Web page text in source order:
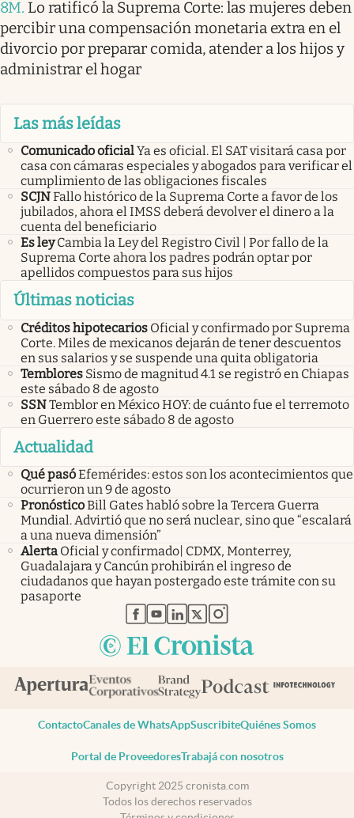
8M. Lo ratificó la Suprema Corte: las mujeres deben
percibir una compensación monetaria extra en el
divorcio por preparar comida, atender a los hijos y
administrar el hogar
Las más leídas
Comunicado oficialYa es oficial. El SAT visitará casa por
casa con cámaras especiales y abogados para verificar el
cumplimiento de las obligaciones fiscales
SCJNFallo histórico de la Suprema Corte a favor de los
jubilados, ahora el IMSS deberá devolver el dinero a la
cuenta del beneficiario
Es ley Cambia la Ley del Registro Civil | Por fallo de la
Suprema Corte ahora los padres podrán optar por
apellidos compuestos para sus hijos
Últimas noticias
Créditos hipotecarios Oficial y confirmado por Suprema
Corte. Miles de mexicanos dejarán de tener descuentos
en sus salarios y se suspende una quita obligatoria
Temblores Sismo de magnitud 4.1 se registró en Chiapas
este sábado 8 de agosto
SSNTemblor en México HOY: de cuánto fue el terremoto
en Guerrero este sábado 8 de agosto
Actualidad
Qué pasóEfemérides: estos son los acontecimientos que
ocurrieron un 9 de agosto
PronósticoBill Gates habló sobre la Tercera Guerra
Mundial. Advirtió que no será nuclear, sino que “escalará
a una nueva dimensión”
Alerta Oficial y confirmado| CDMX, Monterrey,
Guadalajara y Cancún prohibirán el ingreso de
ciudadanos que hayan postergado este trámite con su
pasaporte
abre en nueva pestaña
abre en nueva pestaña
abre en nueva pestaña
abre en nueva pestaña
abre en nueva pestaña
ContactoCanales de WhatsAppSuscribiteQuiénes Somos
Portal de ProveedoresTrabajá con nosotros
Copyright 2025 cronista.com
Todos los derechos reservados